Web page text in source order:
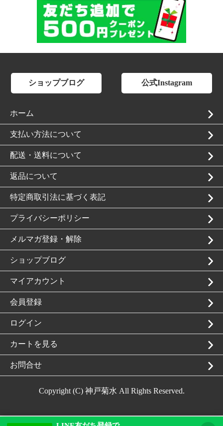
ショップブログ 公式Instagram
ホーム
支払い方法について
配送・送料について
返品について
特定商取引法に基づく表記
プライバシーポリシー
メルマガ登録・解除
ショップブログ
マイアカウント
会員登録
ログイン
カートを見る
お問合せ
Copyright (C) 神戸菊水 All Rights Reserved.